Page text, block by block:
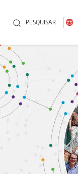
PESQUISAR